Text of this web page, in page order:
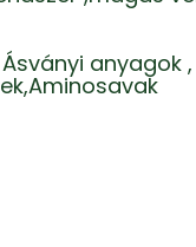
anyagok ,